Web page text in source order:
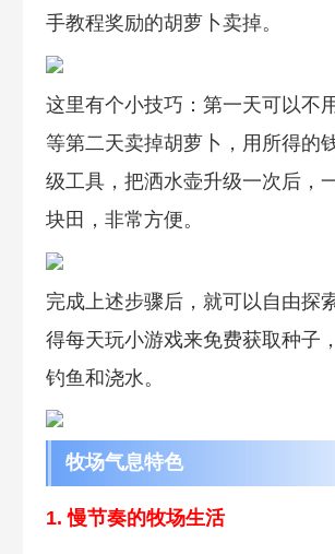
手教程奖励的胡萝卜卖掉。
这里有个小技巧：第一天可以不
等第二天卖掉胡萝卜，用所得的
级工具，把洒水壶升级一次后，
块田，非常方便。
完成上述步骤后，就可以自由探
得每天玩小游戏来免费获取种子
钓鱼和浇水。
牧场气息特色
1. 慢节奏的牧场生活